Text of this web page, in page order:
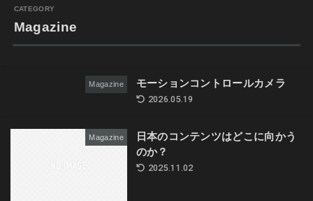
Magazine
Magazine モーションコントロールカメラ
2026.05.19
Magazine
日本のコンテンツはどこに向かう
のか？
2025.11.02